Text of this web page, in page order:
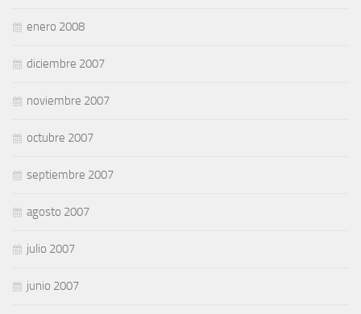
enero 2008
diciembre 2007
noviembre 2007
octubre 2007
septiembre 2007
agosto 2007
julio 2007
junio 2007